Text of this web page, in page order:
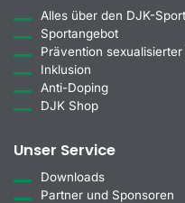
Alles über den DJK-
Sportangebot
Prävention
Inklusion
Anti-Doping
DJK Shop
Unser Service
Downloads
Partner und Sponsoren